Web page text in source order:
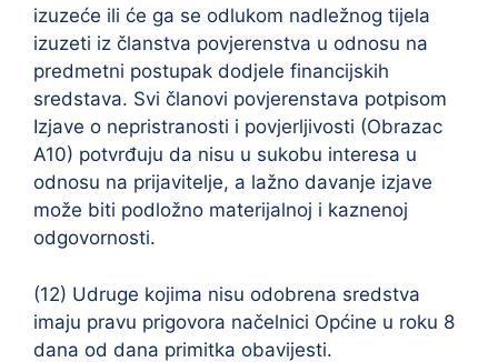
izuzeće ili će ga se odlukom nadležnog tijela
izuzeti iz članstva povjerenstva u odnosu na
predmetni postupak dodjele financijskih
sredstava. Svi članovi povjerenstava potpisom
Izjave o nepristranosti i povjerljivosti (Obrazac
A10) potvrđuju da nisu u sukobu interesa u
odnosu na prijavitelje, a lažno davanje izjave
može biti podložno materijalnoj i kaznenoj
odgovornosti.
(12) Udruge kojima nisu odobrena sredstva
imaju pravu prigovora načelnici Općine u roku 8
dana od dana primitka obavijesti.